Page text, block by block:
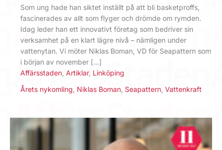
Som ung hade han siktet inställt på att bli basketproffs,
fascinerades av allt som flyger och drömde om rymden.
Idag leder han ett innovativt företag som bedriver sin
verksamhet på en klart lägre nivå – nämligen under
vattenytan. Vi möter Niklas Boman, VD för Seapattern som
i början av november […]
Affärsstaden Artiklar, Linköping
Årets nykomling Niklas Boman Seapattern Vattenkraft